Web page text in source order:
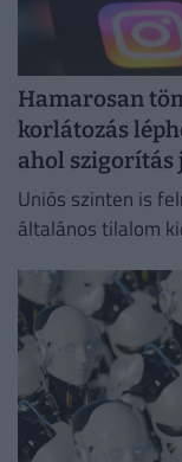
Hamarosan
korlátozás
ahol szigorítás
Uniós szinten is
általános tilalom
videojátékokra is